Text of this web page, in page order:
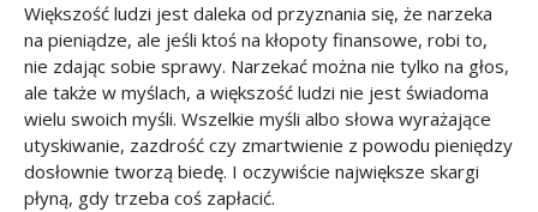
Większość ludzi jest daleka od przyznania się, że narzeka
na pieniądze, ale jeśli ktoś na kłopoty finansowe, robi to,
nie zdając sobie sprawy. Narzekać można nie tylko na głos,
ale także w myślach, a większość ludzi nie jest świadoma
wielu swoich myśli. Wszelkie myśli albo słowa wyrażające
utyskiwanie, zazdrość czy zmartwienie z powodu pieniędzy
dosłownie tworzą biedę. I oczywiście największe skargi
płyną, gdy trzeba coś zapłacić.